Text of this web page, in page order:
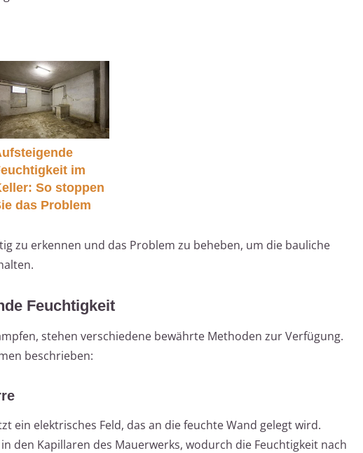
im
So stoppen
das Problem
zu erkennen und das Problem zu beheben, um die bauliche
Feuchtigkeit
stehen verschiedene bewährte Methoden zur Verfügung.
beschrieben:
ein elektrisches Feld, das an die feuchte Wand gelegt wird.
den Kapillaren des Mauerwerks, wodurch die Feuchtigkeit nach